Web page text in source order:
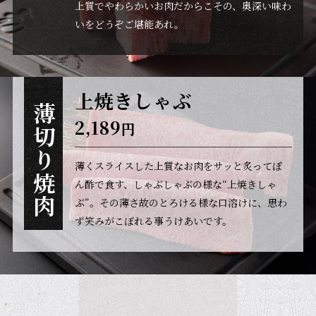
上質でやわらかいお肉だからこその、奥深い味わ
いをどうぞご堪能あれ。
薄切り焼肉
上焼きしゃぶ
2,189円
薄くスライスした上質なお肉をサッと炙ってぽ
ん酢で食す、しゃぶしゃぶの様な“上焼きしゃ
ぶ”。 その薄さ故のとろける様な口溶けに、思わ
ず笑みがこぼれる事うけあいです。